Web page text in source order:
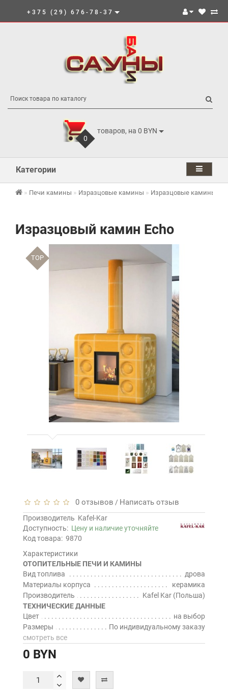
+375 (29) 676-78-37
0
товаров, на 0 BYN
Категории
Печи камины Изразцовые камины Изразцовые камины
Изразцовый камин Echo
TOP
0 отзывов / Написать отзыв
Производитель Kafel-Kar
Доступность: Цену и наличие уточняйте
Код товара: 9870
Характеристики
ОТОПИТЕЛЬНЫЕ ПЕЧИ И КАМИНЫ
Вид топлива
дрова
Материалы корпуса
керамика
Производитель
Kafel Kar (Польша)
ТЕХНИЧЕСКИЕ ДАННЫЕ
Цвет
на выбор
Размеры
По индивидуальному заказу
смотреть все
0 BYN